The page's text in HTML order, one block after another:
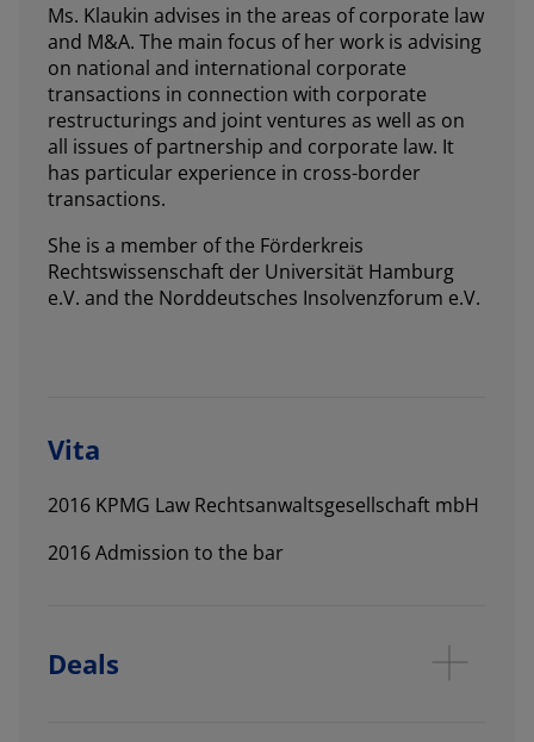
Ms. Klaukin advises in the areas of corporate law
and M&A. The main focus of her work is advising
on national and international corporate
transactions in connection with corporate
restructurings and joint ventures as well as on
all issues of partnership and corporate law. It
has particular experience in cross-border
transactions.
She is a member of the Förderkreis
Rechtswissenschaft der Universität Hamburg
e.V. and the Norddeutsches Insolvenzforum e.V.
Vita
2016 KPMG Law Rechtsanwaltsgesellschaft mbH
2016 Admission to the bar
Deals